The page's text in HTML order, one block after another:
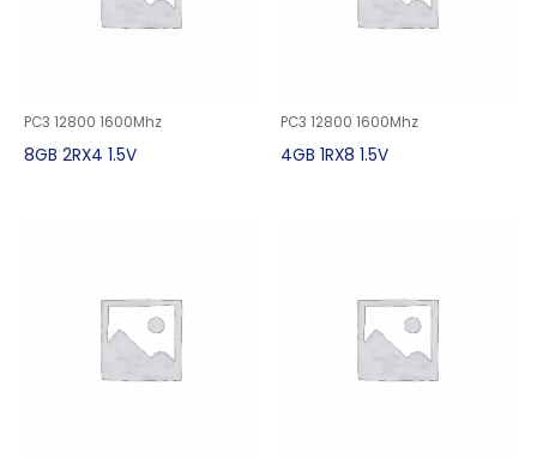
PC3 12800 1600Mhz
8GB 2RX4 1.5V
PC3 12800 1600Mhz
4GB 1RX8 1.5V